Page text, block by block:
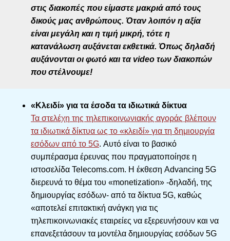
στις διακοπές που είμαστε μακριά από τους
δικούς μας ανθρώπους. Όταν λοιπόν η αξία
είναι μεγάλη και η τιμή μικρή, τότε η
κατανάλωση αυξάνεται εκθετικά. Όπως δηλαδή
αυξάνονται οι φωτό και τα video των διακοπών
που στέλνουμε!
«Κλειδί» για τα έσοδα τα ιδιωτικά δίκτυα
Τα στελέχη της τηλεπικοινωνιακής αγοράς βλέπουν
τα ιδιωτικά δίκτυα ως το «κλειδί» για τη δημιουργία
εσόδων από το 5G. Αυτό είναι το βασικό
συμπέρασμα έρευνας που πραγματοποίησε η
ιστοσελίδα Telecoms.com. Η έκθεση Advancing 5G
διερευνά το θέμα του «monetization» -δηλαδή, της
δημιουργίας εσόδων- από τα δίκτυα 5G, καθώς
«αποτελεί επιτακτική ανάγκη για τις
τηλεπικοινωνιακές εταιρείες να εξερευνήσουν και να
επανεξετάσουν τα μοντέλα δημιουργίας εσόδων 5G